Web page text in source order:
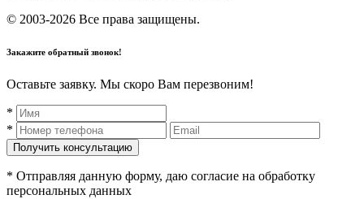
© 2003-2026 Все права защищены.
Закажите обратный звонок!
Оставьте заявку. Мы скоро Вам перезвоним!
*
*
* Отправляя данную форму, даю согласие на обработку
персональных данных